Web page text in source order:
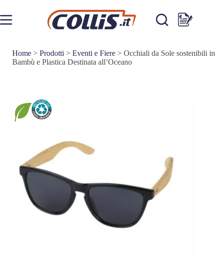
contenuto
Carrello
Home > Prodotti > Eventi e Fiere > Occhiali da Sole sostenibili in
Bambù e Plastica Destinata all’Oceano